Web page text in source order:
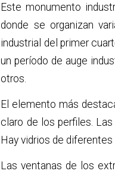
Este monumento
donde se organizan
industrial del primer
un período de auge
otros.
El elemento más
claro de los perfiles.
Hay vidrios de
Las ventanas de los